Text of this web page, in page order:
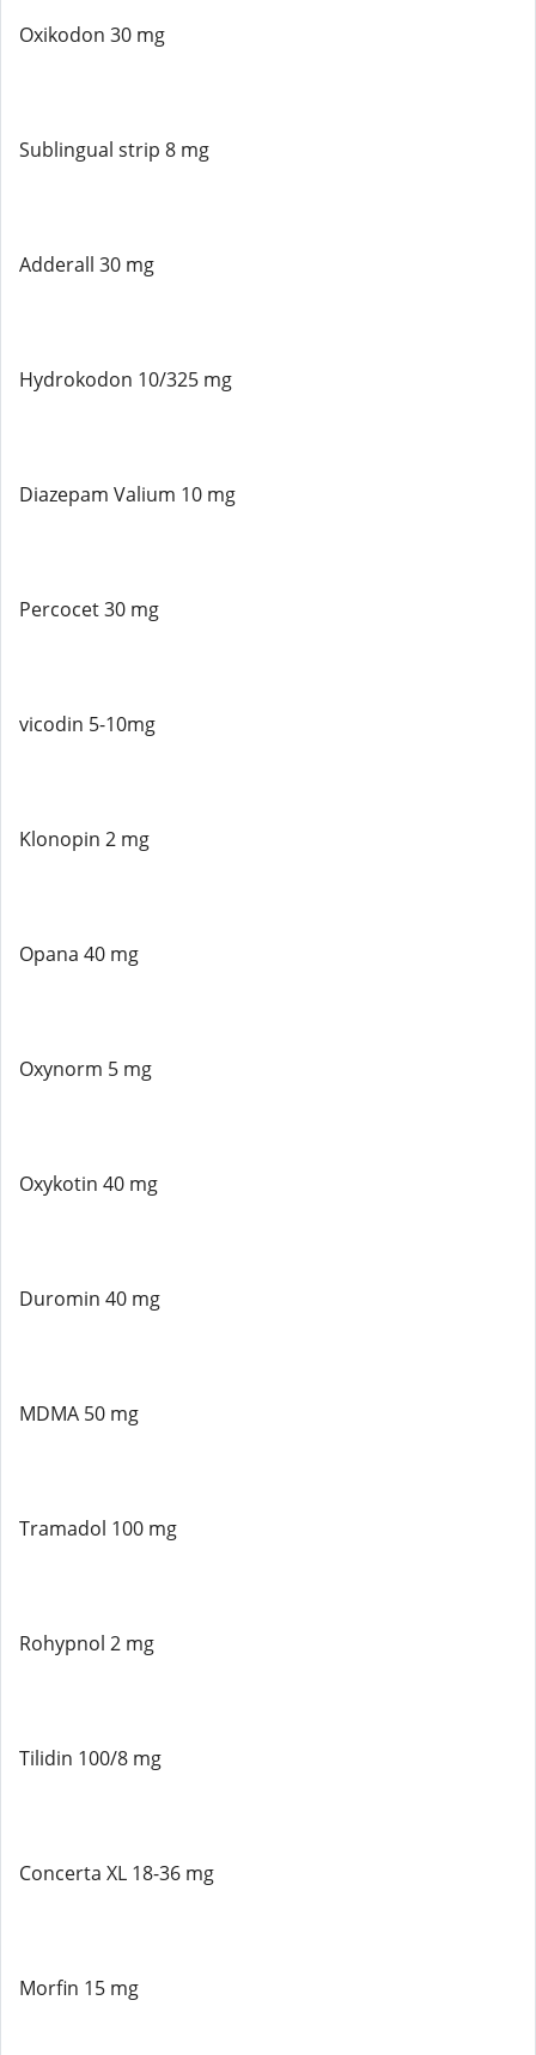
Oxikodon 30 mg
Sublingual strip 8 mg
Adderall 30 mg
Hydrokodon 10/325 mg
Diazepam Valium 10 mg
Percocet 30 mg
vicodin 5-10mg
Klonopin 2 mg
Opana 40 mg
Oxynorm 5 mg
Oxykotin 40 mg
Duromin 40 mg
MDMA 50 mg
Tramadol 100 mg
Rohypnol 2 mg
Tilidin 100/8 mg
Concerta XL 18-36 mg
Morfin 15 mg